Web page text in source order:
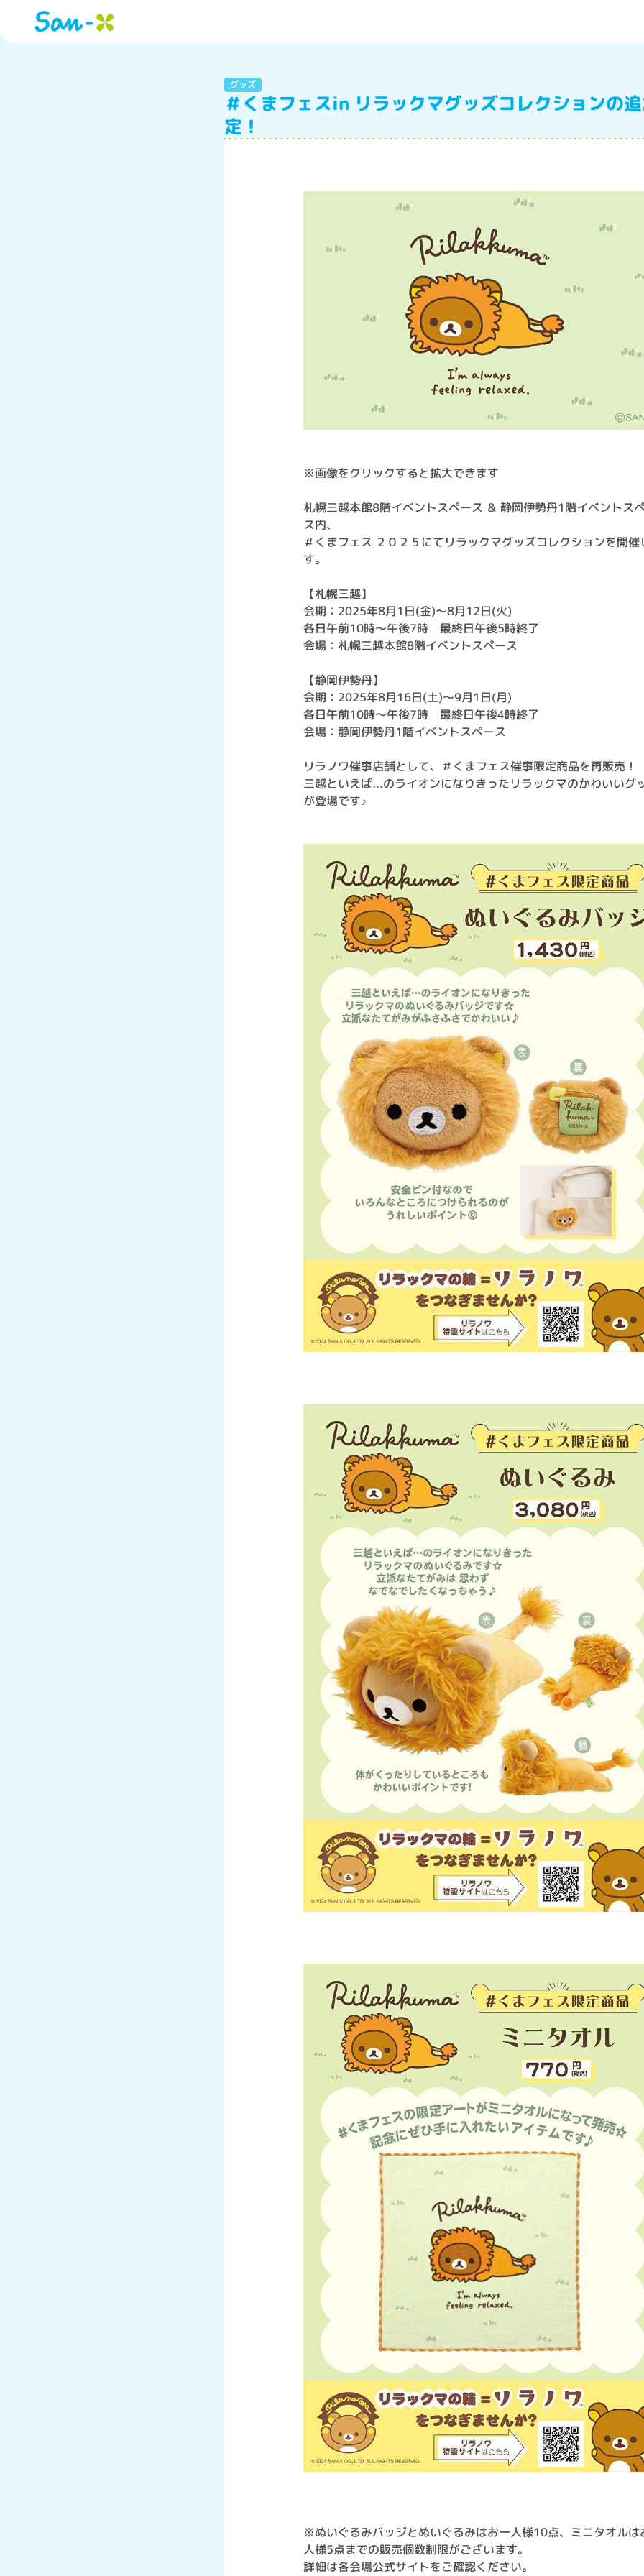
グッズ
＃くまフェスin リラックマグッズコレクションの
定！
※画像をクリックすると拡大できます
札幌三越本館8階イベントスペース ＆ 静岡伊勢丹1階イベントス
ス内、
＃くまフェス ２０２５にてリラックマグッズコレクションを開催
す。
【札幌三越】
会期：2025年8月1日(金)～8月12日(火)
各日午前10時～午後7時 最終日午後5時終了
会場：札幌三越本館8階イベントスペース
【静岡伊勢丹】
会期：2025年8月16日(土)～9月1日(月)
各日午前10時～午後7時 最終日午後4時終了
会場：静岡伊勢丹1階イベントスペース
リラノワ催事店舗として、＃くまフェス催事限定商品を再販売！
三越といえば...のライオンになりきったリラックマのかわいいグ
が登場です♪
※ぬいぐるみバッジとぬいぐるみはお一人様10点、ミニタオルは
人様5点までの販売個数制限がございます。
詳細は各会場公式サイトをご確認ください。